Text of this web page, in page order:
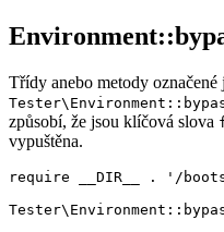
Třídy anebo metody označené
způsobí, že jsou klíčová slova
vypuštěna.
require __DIR__ . '/